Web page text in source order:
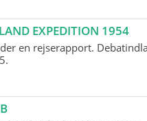
EXPEDITION 1954
en rejserapport.